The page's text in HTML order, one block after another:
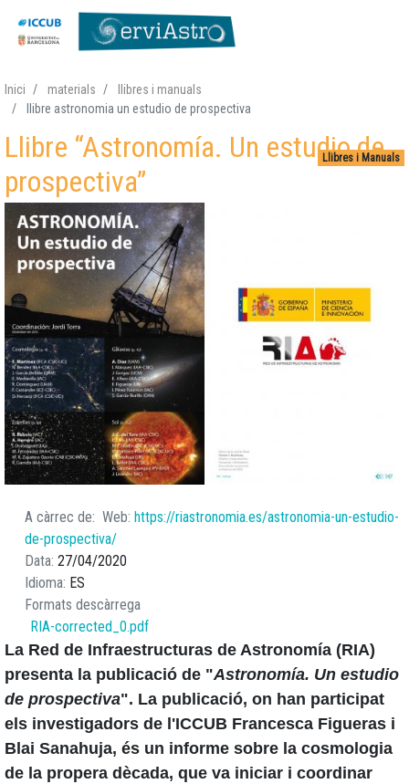
al
Inici materials
llibres i manuals
llibre astronomia un estudio de prospectiva
Llibres i Manuals
Llibre “Astronomía. Un estudio de
prospectiva”
A càrrec de Web https://riastronomia.es/astronomia-un-estudio-
de-prospectiva/
Data 27/04/2020
Idioma ES
Formats descàrrega
RIA-corrected_0.pdf
La Red de Infraestructuras de Astronomía (RIA)
presenta la publicació de "Astronomía. Un estudio
de prospectiva". La publicació, on han participat
els investigadors de l'ICCUB Francesca Figueras i
Blai Sanahuja, és un informe sobre la cosmologia
de la propera dècada, que va iniciar i coordinar